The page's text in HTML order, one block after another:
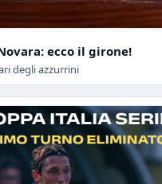
ecco il girone!
degli azzurrini